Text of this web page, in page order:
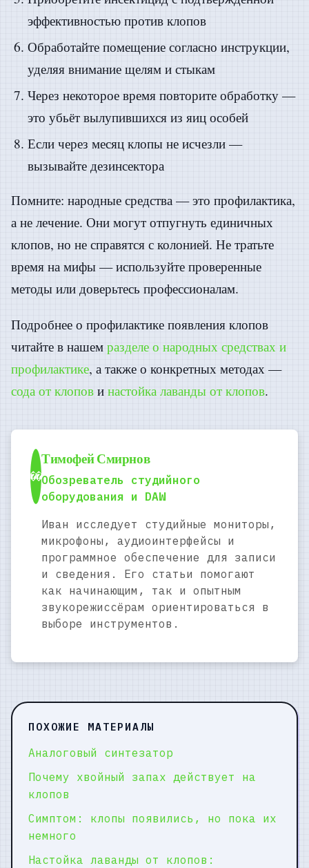
эффективностью против клопов
Обработайте помещение согласно инструкции,
уделяя внимание щелям и стыкам
Через некоторое время повторите обработку —
это убьёт вылупившихся из яиц особей
Если через месяц клопы не исчезли —
вызывайте дезинсектора
Помните: народные средства — это профилактика,
а не лечение. Они могут отпугнуть единичных
клопов, но не справятся с колонией. Не тратьте
время на мифы — используйте проверенные
методы или доверьтесь профессионалам.
Подробнее о профилактике появления клопов
читайте в нашем разделе о народных средствах и
профилактике, а также о конкретных методах —
сода от клопов и настойка лаванды от клопов.
��
Тимофей Смирнов
Обозреватель студийного
оборудования и DAW
Иван исследует студийные мониторы,
микрофоны, аудиоинтерфейсы и
программное обеспечение для записи
и сведения. Его статьи помогают
как начинающим, так и опытным
звукорежиссёрам ориентироваться в
выборе инструментов.
ПОХОЖИЕ МАТЕРИАЛЫ
Аналоговый синтезатор
Почему хвойный запах действует на
клопов
Симптом: клопы появились, но пока их
немного
Настойка лаванды от клопов: